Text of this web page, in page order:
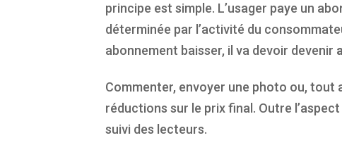
principe est simple. L’usager paye un
déterminée par l’activité du
abonnement baisser, il va devoir devenir
Commenter, envoyer une photo ou,
réductions sur le prix final. Outre
suivi des lecteurs.